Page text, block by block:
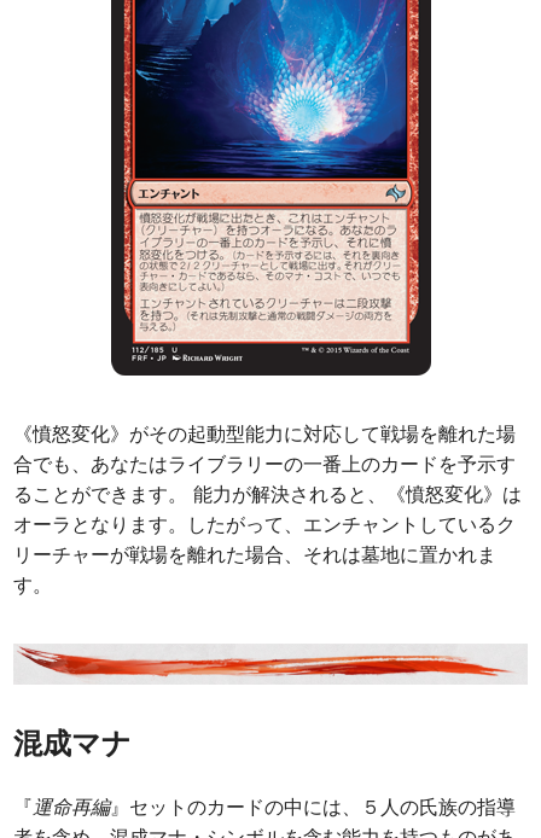
《憤怒変化》がその起動型能力に対応して戦場を離れた場
合でも、あなたはライブラリーの一番上のカードを予示す
ることができます。 能力が解決されると、《憤怒変化》は
オーラとなります。したがって、エンチャントしているク
リーチャーが戦場を離れた場合、それは墓地に置かれま
す。
混成マナ
『運命再編』セットのカードの中には、５人の氏族の指導